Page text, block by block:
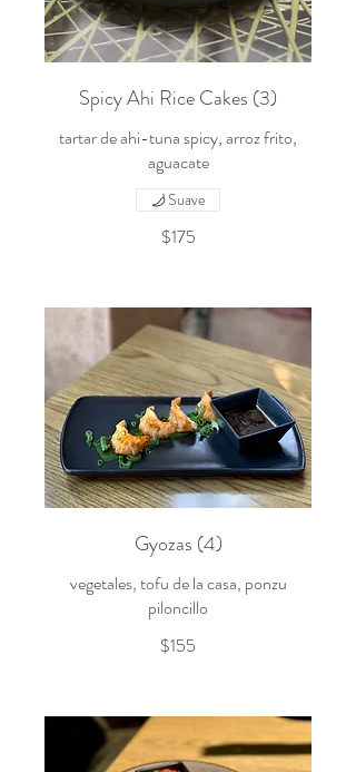
Spicy Ahi Rice Cakes (3)
tartar de ahi-tuna spicy, arroz frito,
aguacate
$175
Suave
Gyozas (4)
vegetales, tofu de la casa, ponzu
piloncillo
$155